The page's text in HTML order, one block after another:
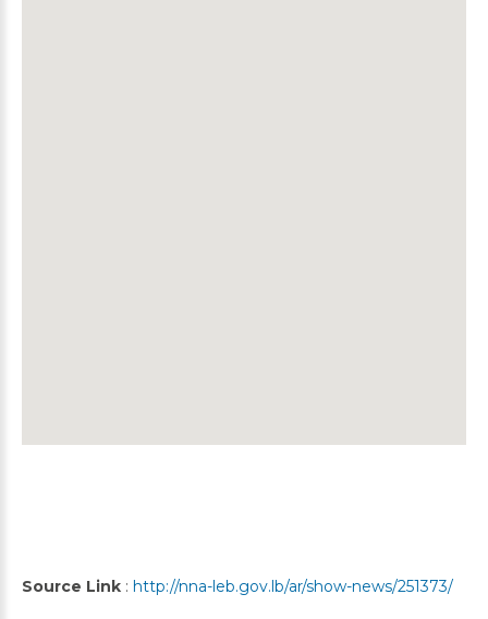
Source Link : http://nna-leb.gov.lb/ar/show-news/251373/